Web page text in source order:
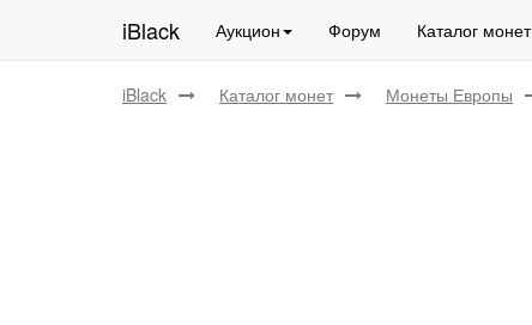
iBlack Аукцион Форум Каталог монет
iBlack Каталог монет Монеты Европы